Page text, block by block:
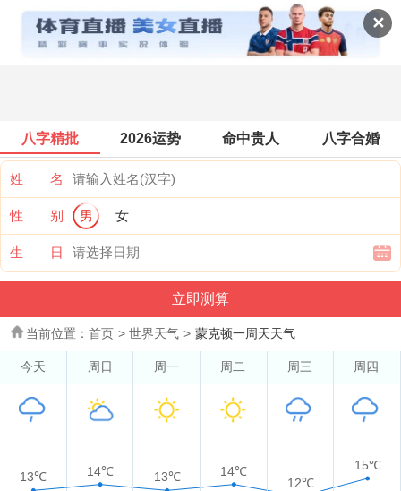
✕
世界天气
八字精批 2026运势 命中贵人 八字合婚
姓 名
性 别 男 女
生 日
当前位置： 首页 > 世界天气 > 蒙克顿一周天天气
今天 周日 周一 周二 周三 周四
13℃ 14℃ 13℃ 14℃
12℃
15℃